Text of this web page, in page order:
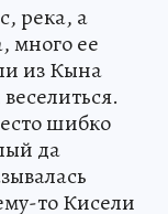
река, а
много ее
из Кына
шибко
да
то Кисели